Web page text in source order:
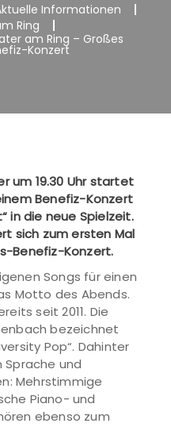
Informationen
Ring
am Ring – Großes
Konzert
um 19.30 Uhr startet
Benefiz-Konzert
in die neue Spielzeit.
sich zum ersten Mal
Benefiz-Konzert.
Songs für einen
Motto des Abends.
seit 2011. Die
bezeichnet
Pop“. Dahinter
und
Mehrstimmige
Piano- und
ebenso zum